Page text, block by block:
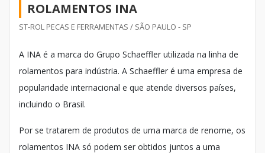
ROLAMENTOS INA
ST-ROL PECAS E FERRAMENTAS / SÃO PAULO - SP
A INA é a marca do Grupo Schaeffler utilizada na linha de
rolamentos para indústria. A Schaeffler é uma empresa de
popularidade internacional e que atende diversos países,
incluindo o Brasil.
Por se tratarem de produtos de uma marca de renome, os
rolamentos INA só podem ser obtidos juntos a uma